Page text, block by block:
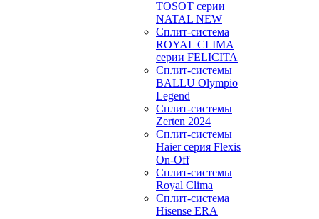
TOSOT серии
NATAL NEW
Сплит-система
ROYAL CLIMA
серии FELICITA
Сплит-системы
BALLU Olympio
Legend
Сплит-системы
Zerten 2024
Сплит-системы
Haier серия Flexis
On-Off
Сплит-системы
Royal Clima
Сплит-система
Hisense ERA